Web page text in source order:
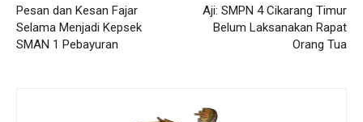
Pesan dan Kesan Fajar
Selama Menjadi Kepsek
SMAN 1 Pebayuran
Aji: SMPN 4 Cikarang Timur
Belum Laksanakan Rapat
Orang Tua